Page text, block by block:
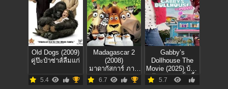
Old Dogs (2009)
คู่ป๊ะป๋าซ่าส์ลืมแก่
5.4
Madagascar 2
(2008)
มาดากัสการ์ ภาค
2
6.7
Gabby’s
Dollhouse The
Movie (2025) บ้าน
ตุ๊กตาของแก็บบี้
เดอะ มูฟวี่
5.7